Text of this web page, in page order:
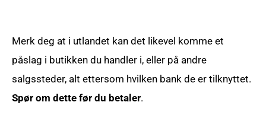
Merk deg at i utlandet kan det likevel komme et
påslag i butikken du handler i, eller på andre
salgssteder, alt ettersom hvilken bank de er tilknyttet.
Spør om dette før du betaler.